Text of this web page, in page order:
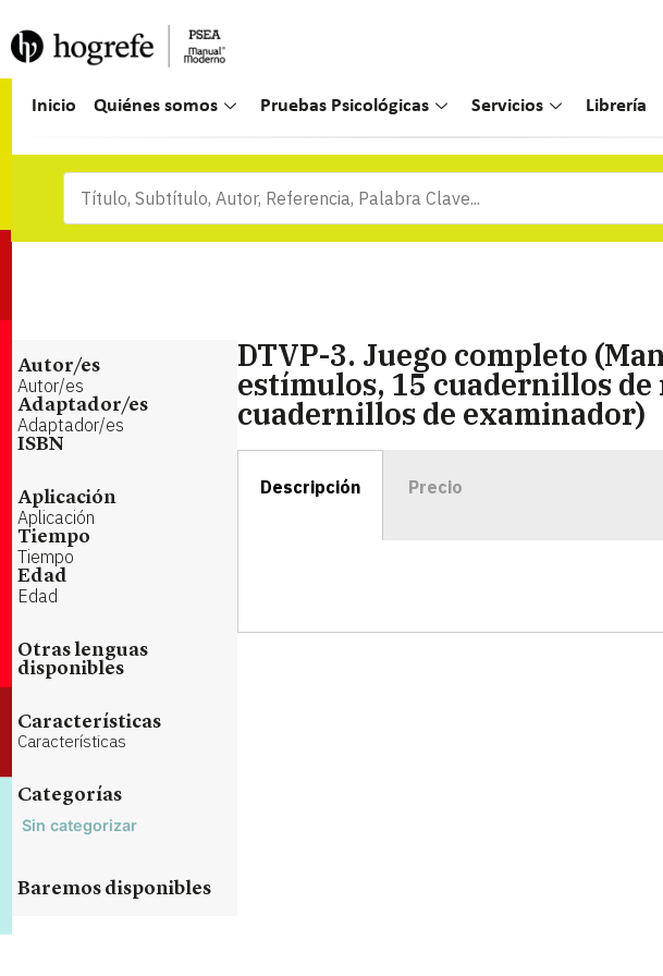
Inicio Quiénes somos Pruebas Psicológicas Servicios Librería
Autor/es
Autor/es
Adaptador/es
Adaptador/es
ISBN
Aplicación
Aplicación
Tiempo
Tiempo
Edad
Edad
Otras lenguas
disponibles
Características
Características
Categorías
Sin categorizar
Baremos disponibles
DTVP-3. Juego completo
estímulos, 15 cuadernillos de
cuadernillos de examinador)
Descripción Precio